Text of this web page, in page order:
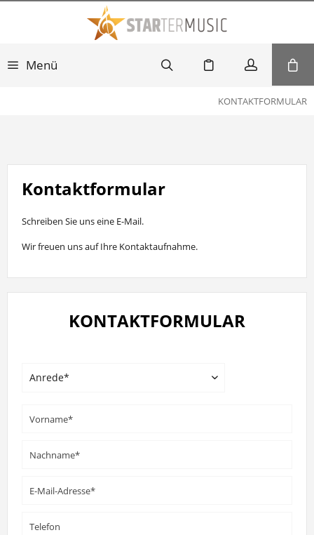
Menü
KONTAKTFORMULAR
Kontaktformular
Schreiben Sie uns eine E-Mail.
Wir freuen uns auf Ihre Kontaktaufnahme.
KONTAKTFORMULAR